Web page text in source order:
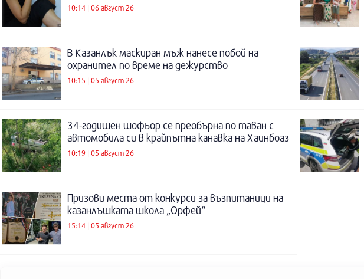
10:14 | 06 август 26
В Казанлък маскиран мъж нанесе побой на
охранител по време на дежурство
10:15 | 05 август 26
34-годишен шофьор се преобърна по таван с
автомобила си в крайпътна канавка на Хаинбоаз
10:19 | 05 август 26
Призови места от конкурси за възпитаници на
казанлъшката школа „Орфей“
15:14 | 05 август 26